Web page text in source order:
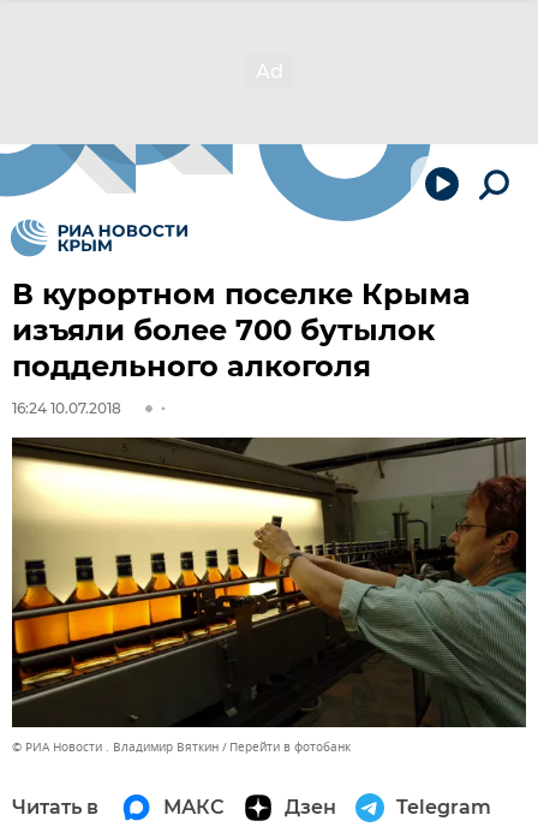
В курортном поселке Крыма
изъяли более 700 бутылок
поддельного алкоголя
16:24 10.07.2018
© РИА Новости . Владимир Вяткин Перейти в фотобанк
Читать в МАКС Дзен Telegram